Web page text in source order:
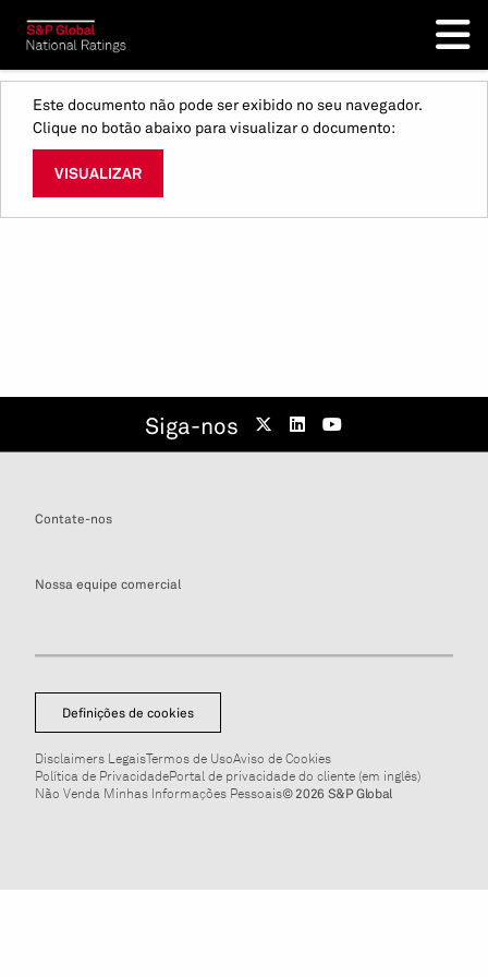
Este documento não pode ser exibido no seu navegador.
Clique no botão abaixo para visualizar o documento:
VISUALIZAR
Siga-nos
Contate-nos
Nossa equipe comercial
Definições de cookies
Disclaimers LegaisTermos de UsoAviso de Cookies
Política de PrivacidadePortal de privacidade do cliente (em inglês)
Não Venda Minhas Informações Pessoais© 2026 S&P Global